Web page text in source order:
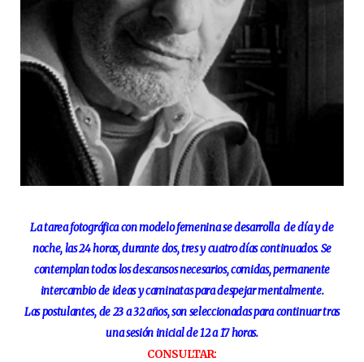
La tarea fotográfica con modelo femenina se desarrolla de día y de
noche, las 24 horas, durante dos, tres y cuatro días continuados. Se
contemplan todos los descansos necesarios, comidas, permanente
intercambio de ideas y caminatas para despejar mentalmente.
Las postulantes, de 23 a 32 años, son seleccionadas para continuar tras
una sesión inicial de 12 a 17 horas.
CONSULTAR: